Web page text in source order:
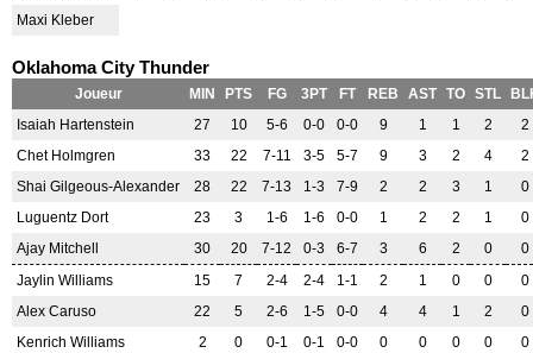
Maxi Kleber
Oklahoma City Thunder
Joueur MIN PTS FG 3PT FT REB AST TO STL
Isaiah Hartenstein
27 10 5-6 0-0 0-0 9 1 1 2
2
Chet Holmgren
33 22 7-11 3-5 5-7 9 3 2 4
2
Shai Gilgeous-Alexander
28 22 7-13 1-3 7-9 2 2 3 1
0
Luguentz Dort
23 3 1-6 1-6 0-0 1 2 2 1
0
Ajay Mitchell
30 20 7-12 0-3 6-7 3 6 2 0
0
Jaylin Williams
15 7 2-4 2-4 1-1 2 1 0 0
0
Alex Caruso
22 5 2-6 1-5 0-0 4 4 1 2
0
Kenrich Williams
2 0 0-1 0-1 0-0 0 0 0 0 0